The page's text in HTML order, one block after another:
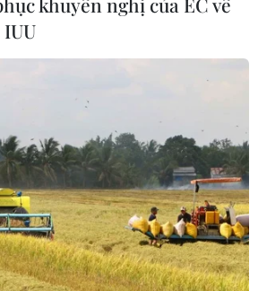
thác cát, cuội, sỏi lòng sông
giao Cục Địa chất phối hợp thực hiện Đề
năng cát, cuội, sỏi lòng sông vùng Đồng
vụ phát triển bền vững kinh tế-xã hội.”